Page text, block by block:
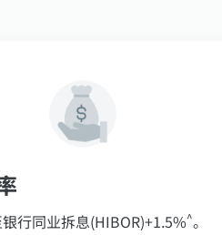
行同业拆息(HIBOR)+1.5%^。